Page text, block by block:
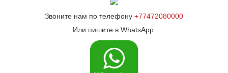
Звоните нам по телефону +77472080000
Или пишите в WhatsApp